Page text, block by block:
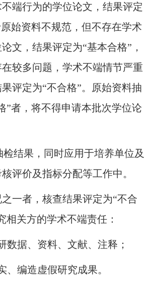
端行为的学位论文，结果评定
始资料不规范，但不存在学术
文，结果评定为“基本合格”，
较多问题，学术不端情节严重
评定为“不合格”。原始资料抽
”者，将不得申请本批次学位论
检结果，同时应用于培养单位及
评价及指标分配等工作中。
一者，核查结果评定为“不合
相关方的学术不端责任 ：
数据、资料、文献、注释；
、编造虚假研究成果。